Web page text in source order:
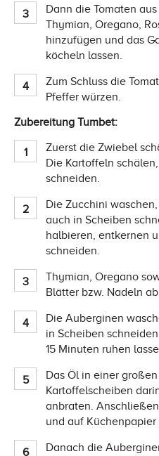
Dann die Tomaten
Thymian, Oregano,
hinzufügen und das
köcheln lassen.
Zum Schluss die
Pfeffer würzen.
Zubereitung Tumbet:
Zuerst die Zwiebel
Die Kartoffeln
schneiden.
Die Zucchini
auch in Scheiben
halbieren, entkernen
schneiden.
Thymian, Oregano
Blätter bzw. Nadeln
Die Auberginen
in Scheiben
15 Minuten ruhen
Das Öl in einer
Kartoffelscheiben
anbraten.
und auf
Danach die